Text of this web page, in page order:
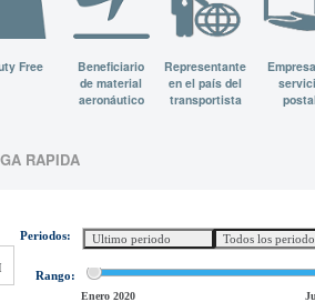
Free
Beneficiario
de material
aeronáutico
Representante
en el país del
transportista
RAPIDA